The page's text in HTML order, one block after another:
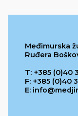
Međimurska
Ruđera
T: +385 (0)40
F: +385 (0)40
E: